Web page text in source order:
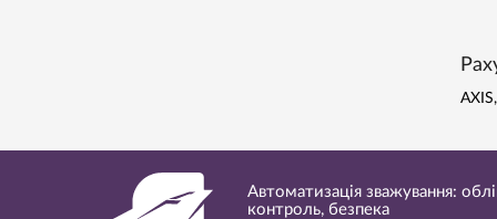
Автоматизація зважування:
контроль, безпека